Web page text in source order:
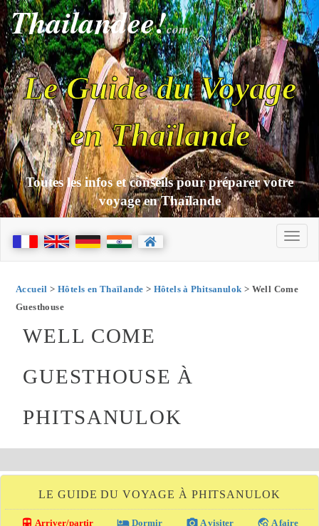
Thailandee!com
Le Guide du Voyage
en Thaïlande
Toutes les infos et conseils pour préparer votre
voyage en Thaïlande
Accueil > Hôtels en Thaïlande > Hôtels à Phitsanulok > Well Come
Guesthouse
WELL COME
GUESTHOUSE À
PHITSANULOK
LE GUIDE DU VOYAGE À PHITSANULOK
directions_transit Arriver/partir local_hotel Dormir photo_camera A visiter travel_explore A faire